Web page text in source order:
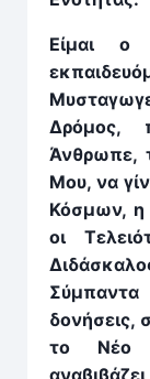
Είμαι ο
Δρόμος,
Άνθρωπε,
Μου, να
Κόσμων, η
οι
Σύμπαντα
δονήσεις,
το Νέο